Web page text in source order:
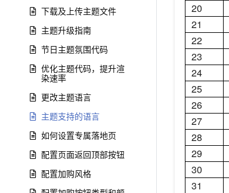
下载及上传主题文件
主题升级指南
节日主题氛围代码
优化主题代码，提升渲
染速率
更改主题语言
主题支持的语言
如何设置专属落地页
配置页面返回顶部按钮
配置加购风格
20
21
22
23
24
25
26
27
28
29
30
31